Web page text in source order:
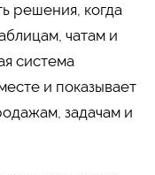
решения, когда
чатам и
система
и показывает
задачам и